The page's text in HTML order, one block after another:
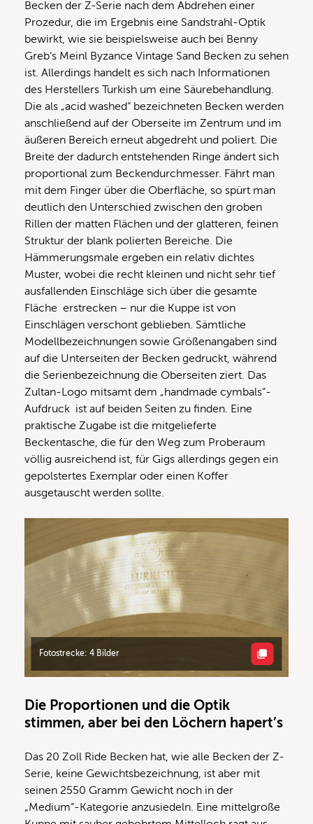
Becken der Z-Serie nach dem Abdrehen einer
Prozedur, die im Ergebnis eine Sandstrahl-Optik
bewirkt, wie sie beispielsweise auch bei Benny
Greb’s Meinl Byzance Vintage Sand Becken zu sehen
ist. Allerdings handelt es sich nach Informationen
des Herstellers Turkish um eine Säurebehandlung.
Die als „acid washed“ bezeichneten Becken werden
anschließend auf der Oberseite im Zentrum und im
äußeren Bereich erneut abgedreht und poliert. Die
Breite der dadurch entstehenden Ringe ändert sich
proportional zum Beckendurchmesser. Fährt man
mit dem Finger über die Oberfläche, so spürt man
deutlich den Unterschied zwischen den groben
Rillen der matten Flächen und der glatteren, feinen
Struktur der blank polierten Bereiche. Die
Hämmerungsmale ergeben ein relativ dichtes
Muster, wobei die recht kleinen und nicht sehr tief
ausfallenden Einschläge sich über die gesamte
Fläche erstrecken – nur die Kuppe ist von
Einschlägen verschont geblieben. Sämtliche
Modellbezeichnungen sowie Größenangaben sind
auf die Unterseiten der Becken gedruckt, während
die Serienbezeichnung die Oberseiten ziert. Das
Zultan-Logo mitsamt dem „handmade cymbals“-
Aufdruck ist auf beiden Seiten zu finden. Eine
praktische Zugabe ist die mitgelieferte
Beckentasche, die für den Weg zum Proberaum
völlig ausreichend ist, für Gigs allerdings gegen ein
gepolstertes Exemplar oder einen Koffer
ausgetauscht werden sollte.
Fotostrecke: 4 Bilder
Die Proportionen und die Optik
stimmen, aber bei den Löchern hapert’s
Das 20 Zoll Ride Becken hat, wie alle Becken der Z-
Serie, keine Gewichtsbezeichnung, ist aber mit
seinen 2550 Gramm Gewicht noch in der
„Medium“-Kategorie anzusiedeln. Eine mittelgroße